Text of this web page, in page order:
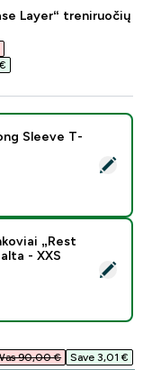
Layer“ treniruočių
Training Long
Sleeve T-
trumparankoviai
„Rest
- XXS
90,00 €‎ Save 3,01 €‎